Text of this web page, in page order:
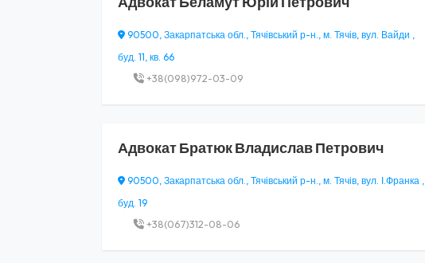
90500, Закарпатська обл., Тячівський р-н., м. Тячів, вул. Вайди ,
буд. 11, кв. 66
+38(098)972-03-09
АдвокатБратюк Владислав Петрович
90500, Закарпатська обл., Тячівський р-н., м. Тячів, вул. І.Франка ,
буд. 19
+38(067)312-08-06